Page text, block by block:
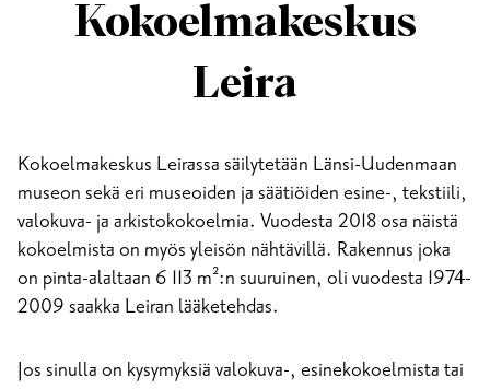
Kokoelmakeskus
Leira
Kokoelmakeskus Leirassa säilytetään Länsi-Uudenmaan
museon sekä eri museoiden ja säätiöiden esine-, tekstiili,
valokuva- ja arkistokokoelmia. Vuodesta 2018 osa näistä
kokoelmista on myös yleisön nähtävillä. Rakennus joka
on pinta-alaltaan 6 113 m²:n suuruinen, oli vuodesta 1974-
2009 saakka Leiran lääketehdas.
Jos sinulla on kysymyksiä valokuva-, esinekokoelmista tai